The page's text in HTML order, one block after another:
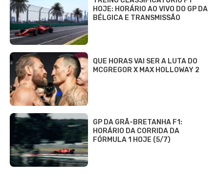
HOJE: HORÁRIO AO VIVO DO GP DA
BÉLGICA E TRANSMISSÃO
QUE HORAS VAI SER A LUTA DO
MCGREGOR X MAX HOLLOWAY 2
GP DA GRÃ-BRETANHA F1:
HORÁRIO DA CORRIDA DA
FÓRMULA 1 HOJE (5/7)